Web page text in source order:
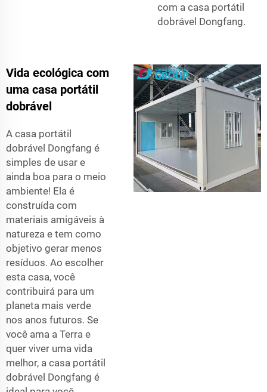
com a casa portátil
dobrável Dongfang.
Vida ecológica com
uma casa portátil
dobrável
A casa portátil
dobrável Dongfang é
simples de usar e
ainda boa para o meio
ambiente! Ela é
construída com
materiais amigáveis à
natureza e tem como
objetivo gerar menos
resíduos. Ao escolher
esta casa, você
contribuirá para um
planeta mais verde
nos anos futuros. Se
você ama a Terra e
quer viver uma vida
melhor, a casa portátil
dobrável Dongfang é